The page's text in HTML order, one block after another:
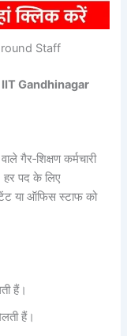
Staff
Gandhinagar
गैर‑शिक्षण कर्मचारी
पद के लिए
या ऑफिस स्टाफ को
हैं।
हैं।